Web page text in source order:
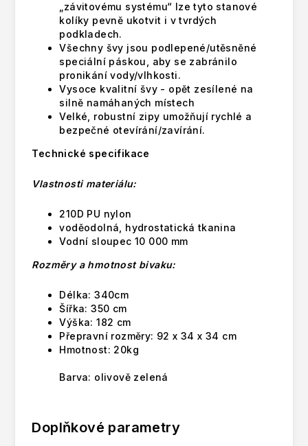
„závitovému systému“ lze tyto stanové
kolíky pevně ukotvit i v tvrdých
podkladech.
Všechny švy jsou podlepené/utěsněné
speciální páskou, aby se zabránilo
pronikání vody/vlhkosti.
Vysoce kvalitní švy - opět zesílené na
silně namáhaných místech
Velké, robustní zipy umožňují rychlé a
bezpečné otevírání/zavírání.
Technické specifikace
Vlastnosti materiálu:
210D PU nylon
voděodolná, hydrostatická tkanina
Vodní sloupec 10 000 mm
Rozměry a hmotnost bivaku:
Délka: 340cm
Šířka: 350 cm
Výška: 182 cm
Přepravní rozměry: 92 x 34 x 34 cm
Hmotnost: 20kg
Barva: olivově zelená
Doplňkové parametry